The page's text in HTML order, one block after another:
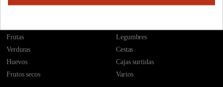
Envíos
Nuestras tiendas
Frutas
Verduras
Huevos
Frutos secos
Legumbres
Cestas
Cajas surtidas
Varios